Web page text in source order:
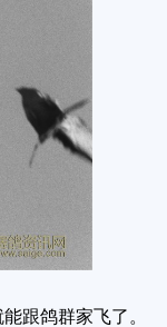
跟鸽群家飞了。